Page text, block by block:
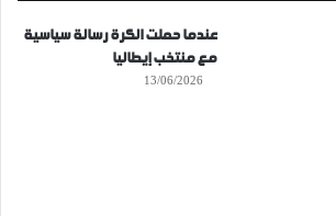
عندما حملت الكرة رسالة سياسية
مع منتخب إيطاليا
13/06/2026